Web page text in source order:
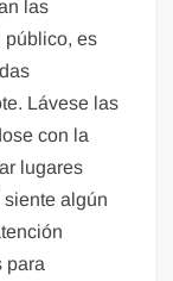
las
público, es
Lávese las
con la
lugares
algún
para